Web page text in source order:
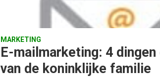
MARKETING
E-mailmarketing: 4
van de koninklijke familie